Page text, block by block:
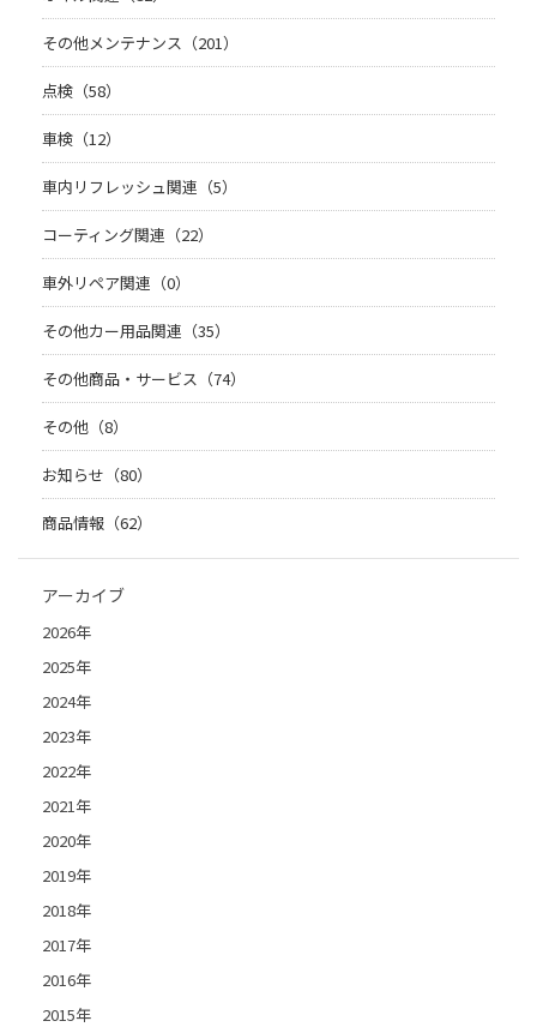
その他メンテナンス（201）
点検（58）
車検（12）
車内リフレッシュ関連（5）
コーティング関連（22）
車外リペア関連（0）
その他カー用品関連（35）
その他商品・サービス（74）
その他（8）
お知らせ（80）
商品情報（62）
アーカイブ
2026年
2025年
2024年
2023年
2022年
2021年
2020年
2019年
2018年
2017年
2016年
2015年